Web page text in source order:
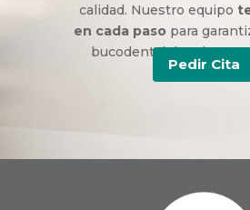
calidad. Nuestro equipo
en cada paso para
bucodental duradera y
Pedir Cita